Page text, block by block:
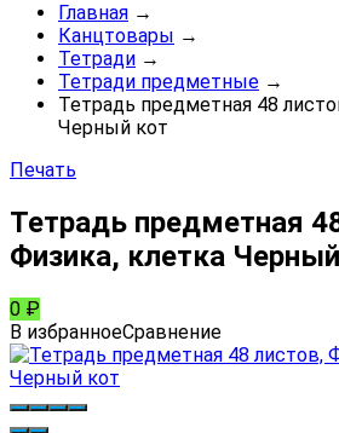
Главная →
Канцтовары →
Тетради →
Тетради предметные →
Тетрадь предметная 48
Черный кот
Печать
Тетрадь предметная
Физика, клетка
0 ₽
В избранноеСравнение